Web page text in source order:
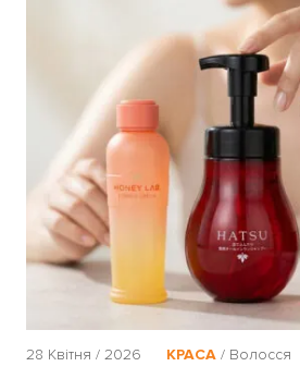
28 Квітня / 2026 КРАСА / Волосся